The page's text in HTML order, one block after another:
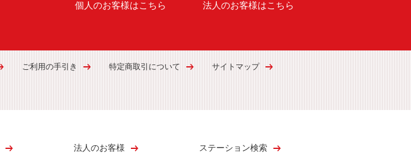
個人のお客様はこちら 法人のお客様はこちら
ご利用の手引き 特定商取引について サイトマップ
法人のお客様 ステーション検索